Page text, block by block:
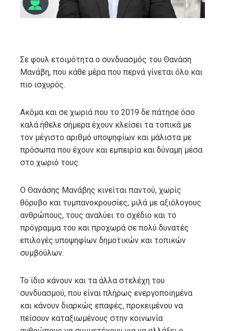
Σε φουλ ετοιμότητα ο συνδυασμός του Θανάση
Μανάβη, που κάθε μέρα που περνά γίνεται όλο και
πιο ισχυρός.
Ακόμα και σε χωριά που το 2019 δε πάτησε όσο
καλά ήθελε σήμερα έχουν κλείσει τα τοπικά με
τον μέγιστο αριθμό υποψηφίων και μάλιστα με
πρόσωπα που έχουν και εμπειρία και δύναμη μέσα
στο χωριό τους.
Ο Θανάσης Μανάβης κινείται παντού, χωρίς
θόρυβο και τυμπανοκρουσίες, μιλά με αξιόλογους
ανθρώπους, τους αναλύει το σχέδιο και το
πρόγραμμα του και προχωρά σε πολύ δυνατές
επιλογές υποψηφίων δημοτικών και τοπικών
συμβούλων.
Το ίδιο κάνουν και τα άλλα στελέχη του
συνδυασμού, που είναι πλήρως ενεργοποιημένα
και κάνουν διαρκώς επαφές, προκειμένου να
πείσουν καταξιωμένους στην κοινωνία